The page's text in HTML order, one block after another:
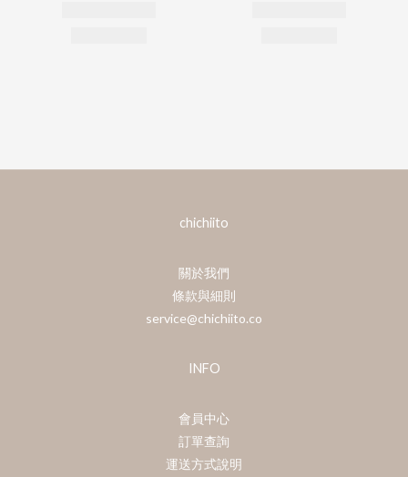
chichiito
關於我們
條款與細則
service@chichiito.co
INFO
會員中心
訂單查詢
運送方式說明